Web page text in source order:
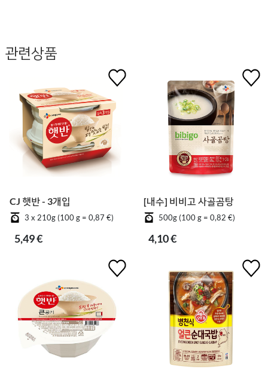
관련상품
CJ 햇반 - 3개입
3 x 210g (100 g = 0,87 €)
5,49 €
[내수] 비비고 사골곰탕
500g (100 g = 0,82 €)
4,10 €